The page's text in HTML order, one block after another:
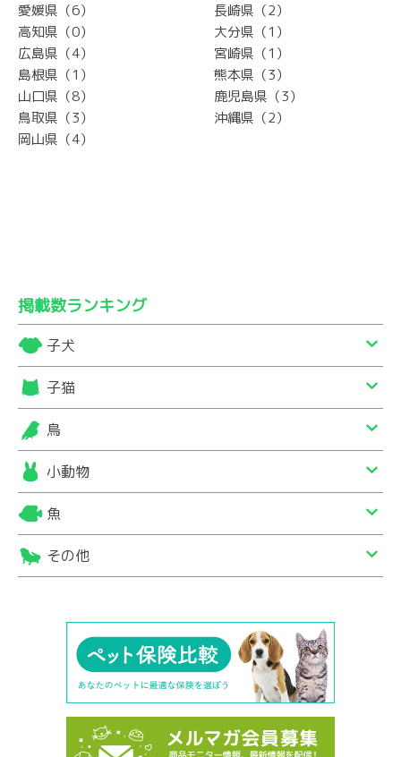
愛媛県（6）
高知県（0）
広島県（4）
島根県（1）
山口県（8）
鳥取県（3）
岡山県（4）
長崎県（2）
大分県（1）
宮崎県（1）
熊本県（3）
鹿児島県（3）
沖縄県（2）
掲載数ランキング
子犬
子猫
鳥
小動物
魚
その他